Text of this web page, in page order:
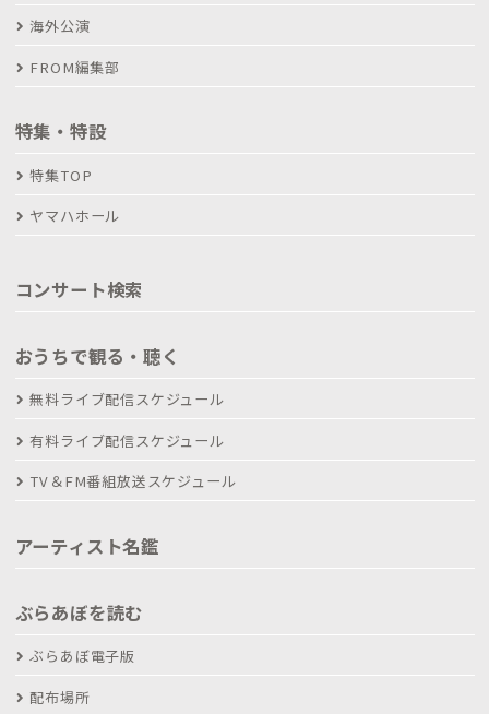
海外公演
FROM編集部
特集・特設
特集TOP
ヤマハホール
コンサート検索
おうちで観る・聴く
無料ライブ配信スケジュール
有料ライブ配信スケジュール
TV＆FM番組放送スケジュール
アーティスト名鑑
ぶらあぼを読む
ぶらあぼ電子版
配布場所